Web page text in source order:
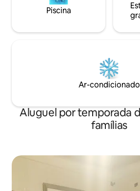
Piscina
Ar-condicionado
Aluguel por temporada
famílias